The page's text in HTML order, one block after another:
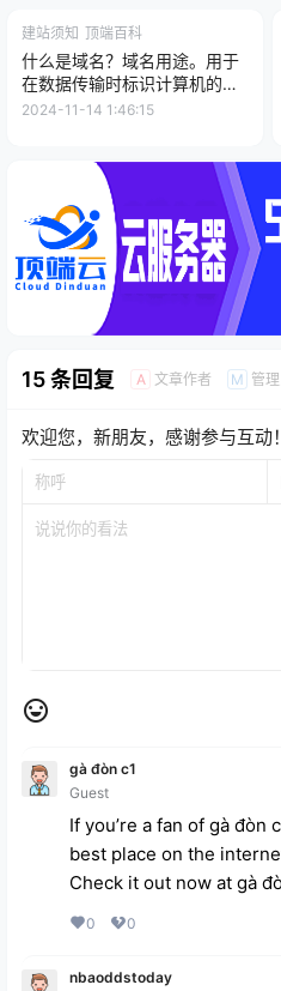
建站须知 顶端百科
什么是域名？域名用途。用于
在数据传输时标识计算机的电
子方位。
2024-11-14 1:46:15
15 条回复 A 文章作者 M 管
欢迎您，新朋友，感谢参与互动！
gà đòn c1
Guest
If you’re a fan of gà đòn
best place on the
Check it out now at gà
0 0
nbaoddstoday